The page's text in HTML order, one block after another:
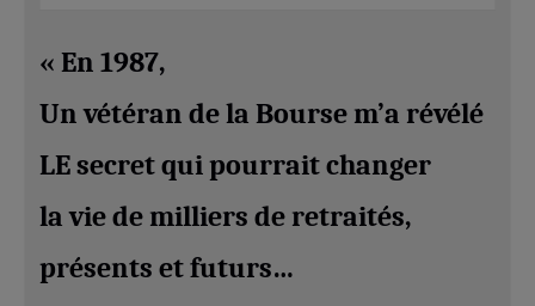
« En 1987,
Un vétéran de la Bourse m’a révélé
LE secret qui pourrait changer
la vie de milliers de retraités,
présents et futurs…